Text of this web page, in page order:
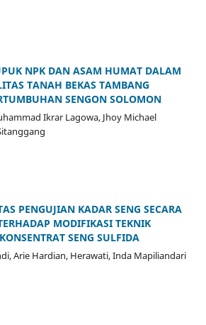
NPK DAN ASAM HUMAT DALAM
TANAH BEKAS TAMBANG
SENGON SOLOMON
Ikrar Lagowa, Jhoy Michael
PENGUJIAN KADAR SENG SECARA
MODIFIKASI TEKNIK
SENG SULFIDA
Arie Hardian, Herawati, Inda Mapiliandari